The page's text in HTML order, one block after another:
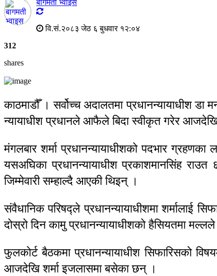
बागमती भ्वाइस
वि.सं.२०८३ जेठ ६ बुधवार १२:०४
312
shares
काठमाडौँ । सर्वोच्च अदालतमा प्रधानन्यायाधीश डा
न्यायाधीश प्रधानले आफैले बिदा स्वीकृत गरेर आजदेखि
मंगलबार शर्मा प्रधानन्यायाधीशको पदभार
यसअघिका प्रधानन्यायाधीश प्रकाशमानसिंह
जिम्मेवारी सम्हाल्दै आएकी थिइन् ।
संवैधानिक परिषद्ले प्रधानन्यायाधीशमा शर्मालाई
दोस्रो दिन कामु प्रधानन्यायाधीशको हैसियतमा
फुलकोर्ट बैठकमा प्रधानन्यायाधीश सिफारिसको
आजदेखि शर्मा इजलासमा बसेका छन् ।